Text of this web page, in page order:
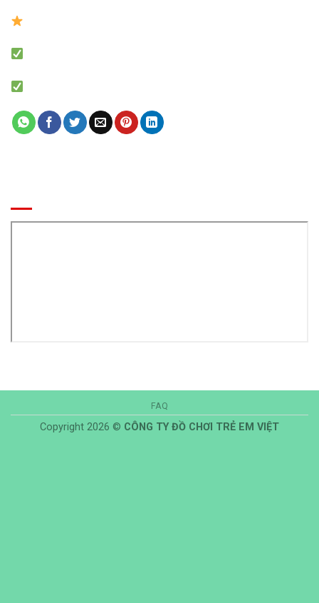
FAQ
Copyright 2026 © CÔNG TY ĐỒ CHƠI TRẺ EM VIỆT